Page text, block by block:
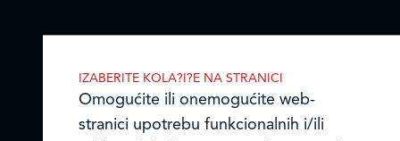
Online formular
IZABERITE KOLA?I?E NA STRANICI
Omogućite ili onemogućite web-
stranici upotrebu funkcionalnih i/ili